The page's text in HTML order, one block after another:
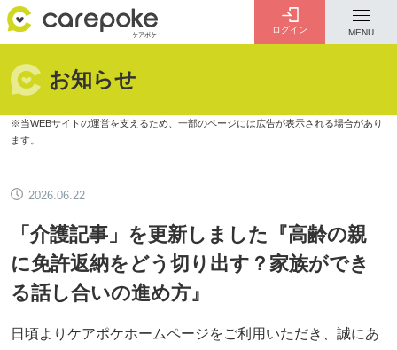
ログイン MENU
会員登録
ID・パスワードをお忘れの方はこちら
お知らせ
2026.06.22
「介護記事」を更新しました『高齢の親
に免許返納をどう切り出す？家族ができ
る話し合いの進め方』
日頃よりケアポケホームページをご利用いただき、誠にあ